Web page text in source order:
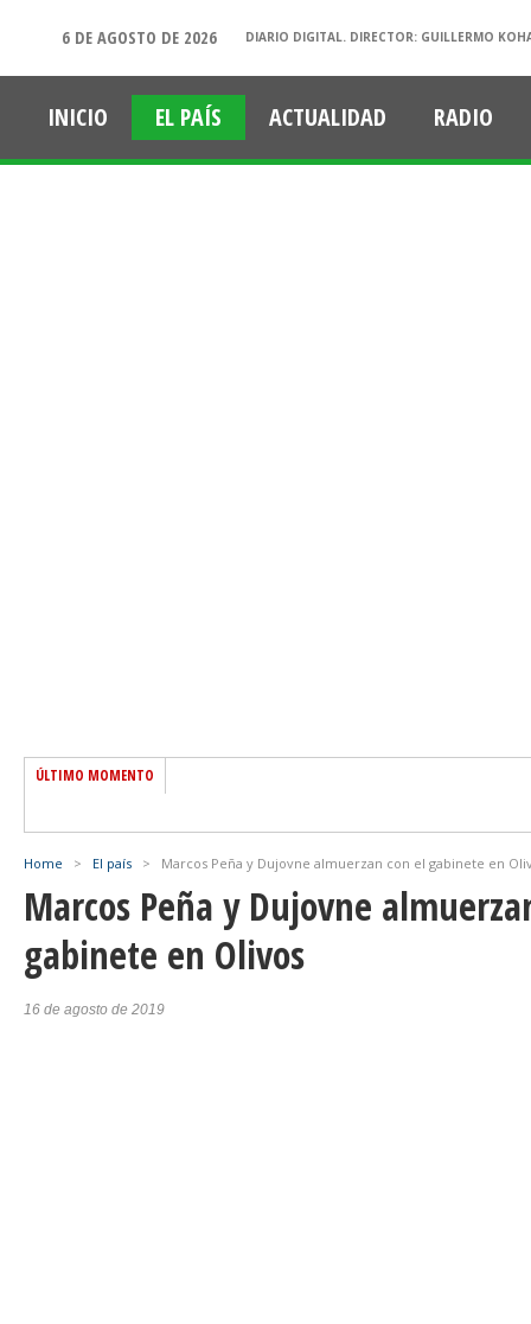
6 DE AGOSTO DE 2026 DIARIO DIGITAL. DIRECTOR: GUILLERMO
INICIO EL PAÍS ACTUALIDAD RADIO
ÚLTIMO MOMENTO
Home > El país > Marcos Peña y Dujovne almuerzan con el gabinete en
Marcos Peña y Dujovne
gabinete en Olivos
16 de agosto de 2019